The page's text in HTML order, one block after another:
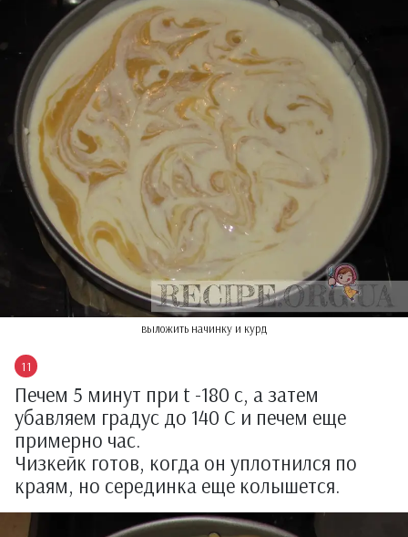
выложить начинку и курд
Печем 5 минут при t -180 с, а затем
убавляем градус до 140 С и печем еще
примерно час.
Чизкейк готов, когда он уплотнился по
краям, но серединка еще колышется.